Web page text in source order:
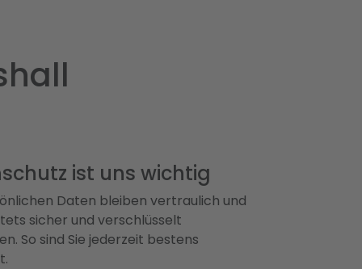
ist uns wichtig
Daten bleiben vertraulich und
sicher und verschlüsselt
So sind Sie jederzeit bestens